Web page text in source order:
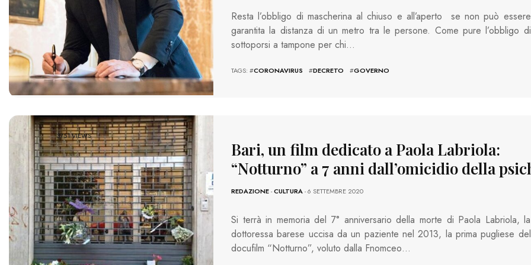
Resta l’obbligo di mascherina al chiuso e all’aperto se non può essere
garantita la distanza di un metro tra le persone. Come pure l’obbligo di
sottoporsi a tampone per chi…
TAGS: #CORONAVIRUS #DECRETO #GOVERNO
3751 VIEWS
Bari, un film dedicato a Paola Labriola:
“Notturno” a 7 anni dall’omicidio della
REDAZIONE-CULTURA- 6 SETTEMBRE 2020
Si terrà in memoria del 7° anniversario della morte di Paola Labriola, la
dottoressa barese uccisa da un paziente nel 2013, la prima pugliese del
docufilm “Notturno”, voluto dalla Fnomceo…